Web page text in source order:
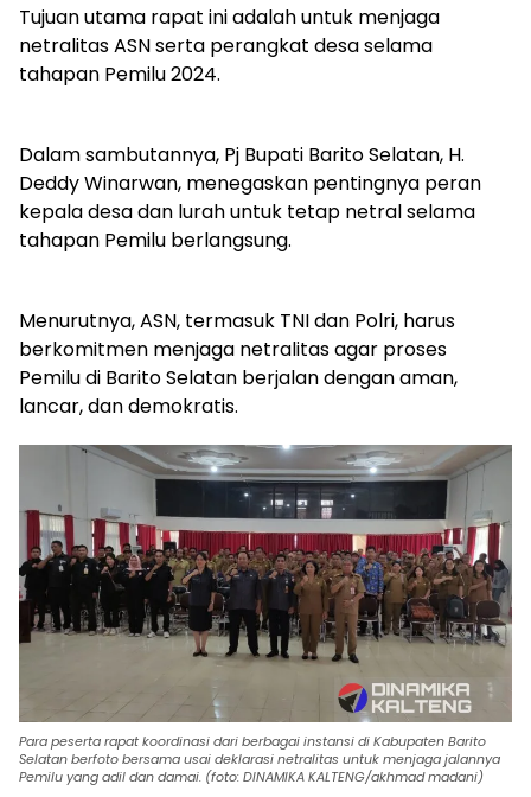
Tujuan utama rapat ini adalah untuk menjaga
netralitas ASN serta perangkat desa selama
tahapan Pemilu 2024.
Dalam sambutannya, Pj Bupati Barito Selatan, H.
Deddy Winarwan, menegaskan pentingnya peran
kepala desa dan lurah untuk tetap netral selama
tahapan Pemilu berlangsung.
Menurutnya, ASN, termasuk TNI dan Polri, harus
berkomitmen menjaga netralitas agar proses
Pemilu di Barito Selatan berjalan dengan aman,
lancar, dan demokratis.
Para peserta rapat koordinasi dari berbagai instansi di Kabupaten Barito
Selatan berfoto bersama usai deklarasi netralitas untuk menjaga jalannya
Pemilu yang adil dan damai. (foto: DINAMIKA KALTENG/akhmad madani)